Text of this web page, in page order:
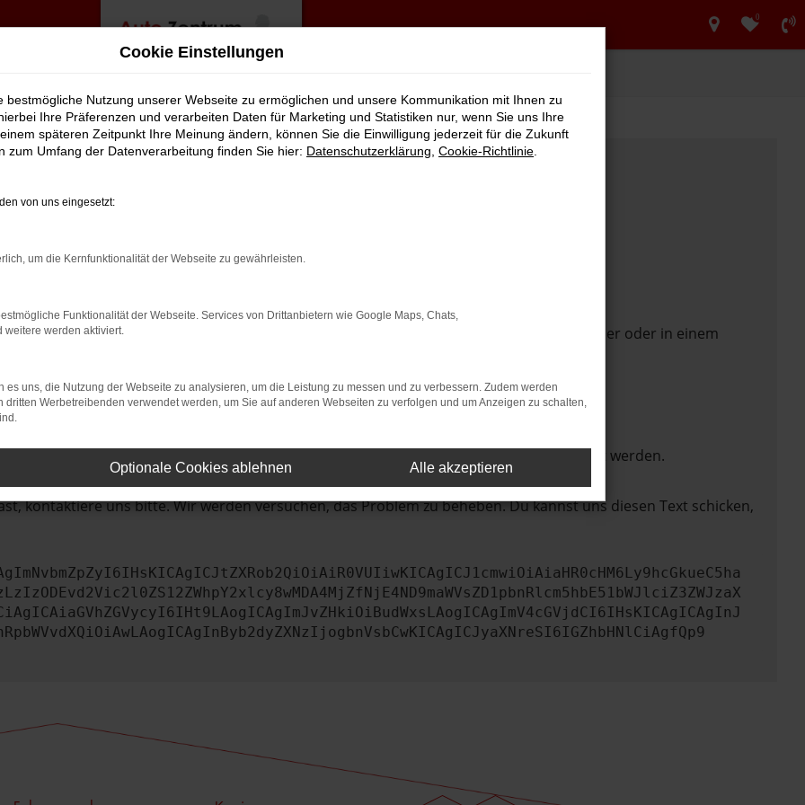
0
das Laden bestimmter Seiten verhindern. Funktioniert die Seite in einem anderen Browser oder in einem
zu beheben.
auf dem neuesten Stand sind.
sondern kann auch dazu führen, dass bestimmte Funktionen nicht mehr unterstützt werden.
kontaktiere uns bitte. Wir werden versuchen, das Problem zu beheben. Du kannst uns diesen Text schicken,
Cookie Einstellungen
bestmögliche Nutzung unserer Webseite zu ermöglichen und unsere Kommunikation mit Ihnen zu
Ihre Präferenzen und verarbeiten Daten für Marketing und Statistiken nur, wenn Sie uns Ihre
späteren Zeitpunkt Ihre Meinung ändern, können Sie die Einwilligung jederzeit für die Zukunft
zum Umfang der Datenverarbeitung finden Sie hier: Datenschutzerklärung Cookie-Richtlinie
von uns eingesetzt:
um die Kernfunktionalität der Webseite zu gewährleisten.
Funktionalität der Webseite. Services von Drittanbietern wie Google Maps, Chats,
weitere werden aktiviert.
es uns, die Nutzung der Webseite zu analysieren, um die Leistung zu messen und zu verbessern. Zudem werden
dritten Werbetreibenden verwendet werden, um Sie auf anderen Webseiten zu verfolgen und um Anzeigen zu schalten,
Optionale Cookies ablehnen Alle akzeptieren